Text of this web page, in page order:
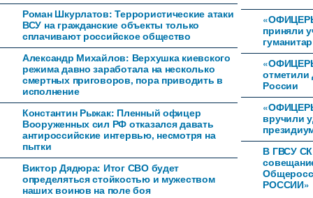
Роман Шкурлатов: Террористические атаки
ВСУ на гражданские объекты только
сплачивают российское общество
Александр Михайлов: Верхушка киевского
режима давно заработала на несколько
смертных приговоров, пора приводить в
исполнение
Константин Рыжак: Пленный офицер
Вооруженных сил РФ отказался давать
антироссийские интервью, несмотря на
пытки
Виктор Дядюра: Итог СВО будет
определяться стойкостью и мужеством
наших воинов на поле боя
приняли
отметили
России
вручили
В ГВСУ СК
РОССИИ»